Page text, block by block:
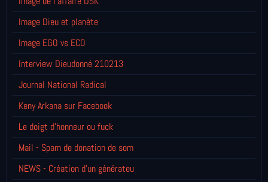
Image Dieu et planète
Image EGO vs ECO
Interview Dieudonné 210213
Journal National Radical
Keny Arkana sur Facebook
Le doigt d'honneur ou fuck
Mail - Spam de donation de som
NEWS - Création d'un générateu